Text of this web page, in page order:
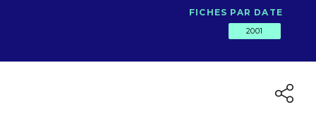
FICHES PAR DATE
2001